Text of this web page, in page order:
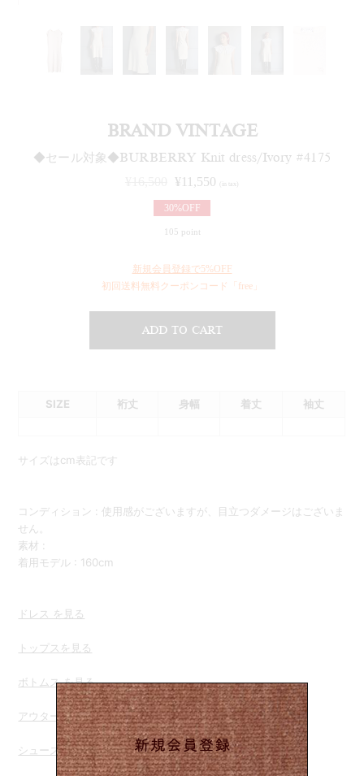
BRAND VINTAGE
◆セール対象◆BURBERRY Knit dress/Ivory #4175
¥ 11,550 (in tax)
30%OFF
105 point
新規会員登録で5%OFF
初回送料無料クーポンコード「free」
ADD TO CART
SIZE 裄丈 身幅 着丈 袖丈
サイズはcm表記です
コンディション : 使用感がございますが、目立つダメージはございま
せん。
素材 :
着用モデル : 160cm
ドレス を見る
トップスを 見る
ボトムス を見る
アウターを見る
シューズを見る